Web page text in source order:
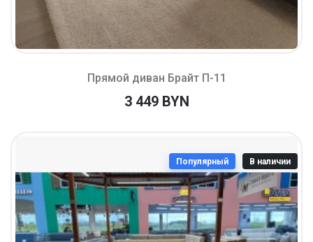
Прямой диван Брайт П-11
3 449 BYN
Популярный В наличии